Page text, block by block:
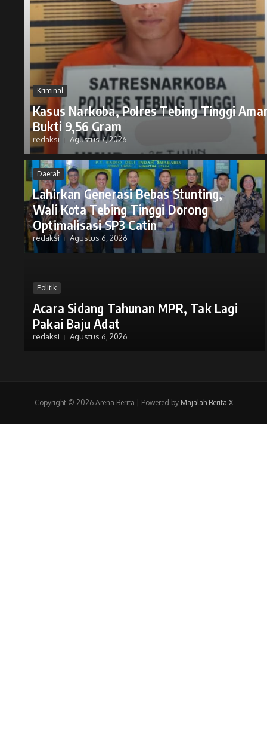
Kriminal
Kasus Narkoba, Polres Tebing Tinggi
Bukti 9,56 Gram
redaksi Agustus 7, 2026
Daerah
Lahirkan Generasi Bebas Stunting,
Wali Kota Tebing Tinggi Dorong
Optimalisasi SP3 Catin
redaksi Agustus 6, 2026
Politik
Acara Sidang Tahunan MPR, Tak Lagi
Pakai Baju Adat
redaksi Agustus 6, 2026
Copyright © 2026 Arena Berita | Powered by Majalah Berita X